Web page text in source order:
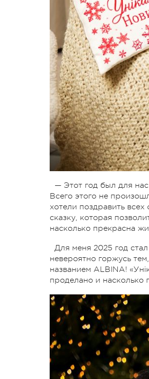
— Этот год был для
Всего этого не
хотели поздравить
сказку, которая
насколько прекрасна
Для меня 2025 год
невероятно горжусь
названием ALBINA!
проделано и